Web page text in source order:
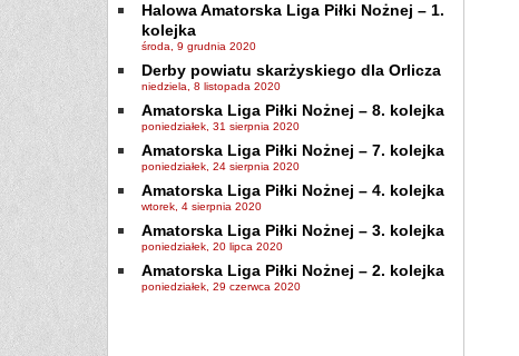
Halowa Amatorska Liga Piłki Nożnej – 1.
kolejka
środa, 9 grudnia 2020
Derby powiatu skarżyskiego dla Orlicza
niedziela, 8 listopada 2020
Amatorska Liga Piłki Nożnej – 8. kolejka
poniedziałek, 31 sierpnia 2020
Amatorska Liga Piłki Nożnej – 7. kolejka
poniedziałek, 24 sierpnia 2020
Amatorska Liga Piłki Nożnej – 4. kolejka
wtorek, 4 sierpnia 2020
Amatorska Liga Piłki Nożnej – 3. kolejka
poniedziałek, 20 lipca 2020
Amatorska Liga Piłki Nożnej – 2. kolejka
poniedziałek, 29 czerwca 2020